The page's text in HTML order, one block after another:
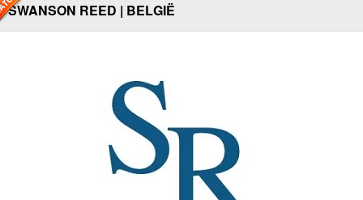
SWANSON REED | BELGIË